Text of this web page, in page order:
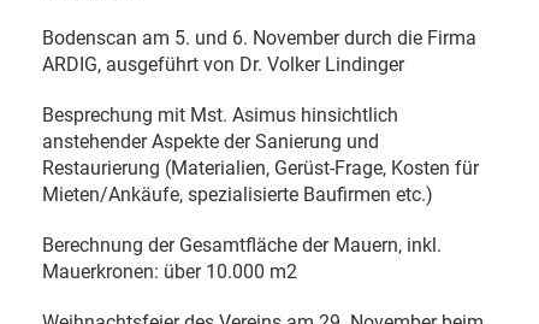
Bodenscan am 5. und 6. November durch die Firma
ARDIG, ausgeführt von Dr. Volker Lindinger
Besprechung mit Mst. Asimus hinsichtlich
anstehender Aspekte der Sanierung und
Restaurierung (Materialien, Gerüst-Frage, Kosten für
Mieten/Ankäufe, spezialisierte Baufirmen etc.)
Berechnung der Gesamtfläche der Mauern, inkl.
Mauerkronen: über 10.000 m2